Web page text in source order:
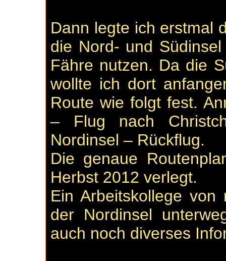
Dann legte ich erstmal
die Nord- und
Fähre nutzen. Da die
wollte ich dort
Route wie folgt fest.
– Flug nach
Nordinsel – Rückflug.
Die genaue
Herbst 2012 verlegt.
Ein Arbeitskollege
der Nordinsel
auch noch diverses